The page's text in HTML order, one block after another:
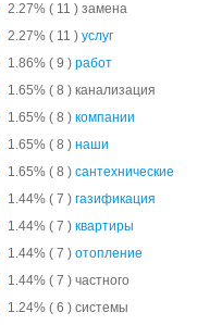
2.27% ( 11 ) замена
2.27% ( 11 ) услуг
1.86% ( 9 ) работ
1.65% ( 8 ) канализация
1.65% ( 8 ) компании
1.65% ( 8 ) наши
1.65% ( 8 ) сантехнические
1.44% ( 7 ) газификация
1.44% ( 7 ) квартиры
1.44% ( 7 ) отопление
1.44% ( 7 ) частного
1.24% ( 6 ) системы